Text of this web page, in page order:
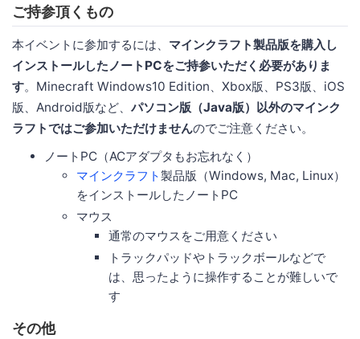
ご持参頂くもの
本イベントに参加するには、 マインクラフト製品版を購入し
インストールしたノートPCをご持参いただく必要がありま
す。Minecraft Windows10 Edition、Xbox版、PS3版、iOS
版、Android版など、 パソコン版（Java版）以外のマインク
ラフトではご参加いただけませんのでご注意ください。
ノートPC（ACアダプタもお忘れなく）
マインクラフト製品版（Windows, Mac, Linux）
をインストールしたノートPC
マウス
通常のマウスをご用意ください
トラックパッドやトラックボールなどで
は、思ったように操作することが難しいで
す
その他